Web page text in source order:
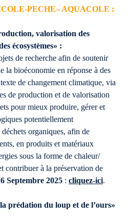
PECHE– AQUACOLE :
valorisation des
écosystèmes» :
de recherche afin de soutenir
la bioéconomie en réponse à des
de changement climatique, via
de production et de valorisation
pour mieux produire, gérer et
potentiellement
organiques, afin de
en produits et matériaux
sous la forme de chaleur/
contribuer à la préservation de
Septembre 2025 : cliquez-ici.
prédation du loup et de l’ours»